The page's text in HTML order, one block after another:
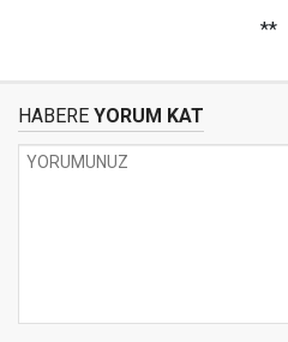
**
HABERE YORUM KAT